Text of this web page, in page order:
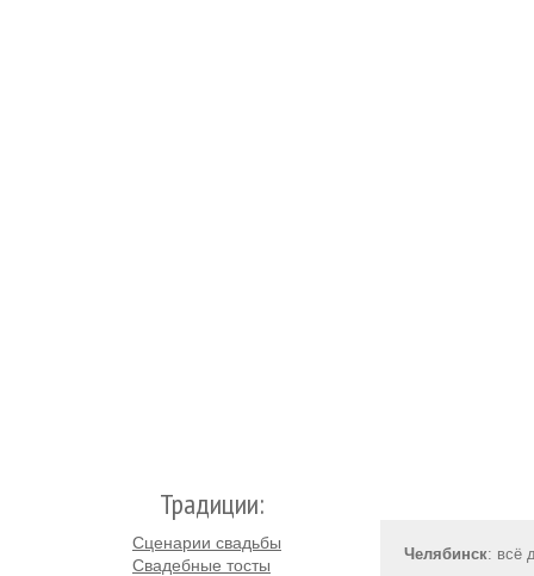
Традиции:
Сценарии свадьбы
Свадебные тосты
Челябинск: всё